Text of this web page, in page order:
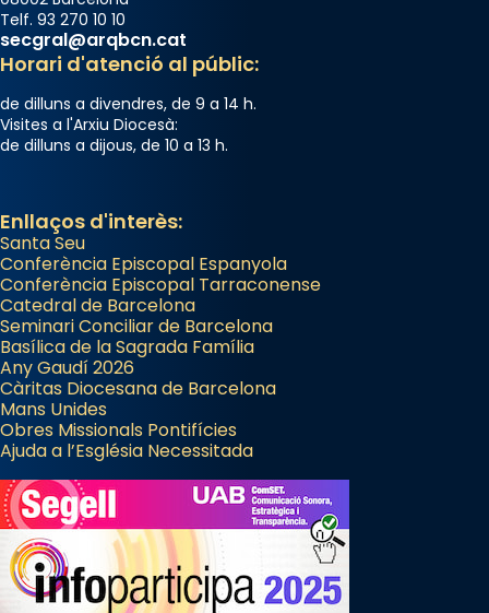
Telf. 93 270 10 10
secgral@arqbcn.cat
Horari d'atenció al públic:
de dilluns a divendres, de 9 a 14 h.
Visites a l'Arxiu Diocesà:
de dilluns a dijous, de 10 a 13 h.
Enllaços d'interès:
Santa Seu
Conferència Episcopal Espanyola
Conferència Episcopal Tarraconense
Catedral de Barcelona
Seminari Conciliar de Barcelona
Basílica de la Sagrada Família
Any Gaudí 2026
Càritas Diocesana de Barcelona
Mans Unides
Obres Missionals Pontifícies
Ajuda a l’Església Necessitada